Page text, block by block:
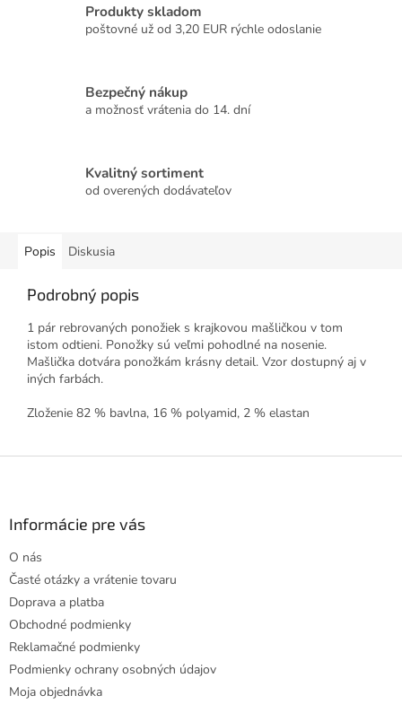
Produkty skladom
poštovné už od 3,20 EUR rýchle odoslanie
Bezpečný nákup
a možnosť vrátenia do 14. dní
Kvalitný sortiment
od overených dodávateľov
Popis Diskusia
Podrobný popis
1 pár rebrovaných ponožiek s krajkovou mašličkou v tom
istom odtieni. Ponožky sú veľmi pohodlné na nosenie.
Mašlička dotvára ponožkám krásny detail. Vzor dostupný aj v
iných farbách.
Zloženie 82 % bavlna, 16 % polyamid, 2 % elastan
Informácie pre vás
O nás
Časté otázky a vrátenie tovaru
Doprava a platba
Obchodné podmienky
Reklamačné podmienky
Podmienky ochrany osobných údajov
Moja objednávka